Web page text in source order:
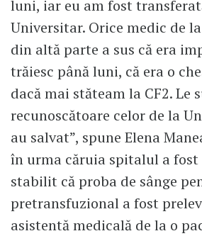
luni, iar eu am fost
Universitar. Orice medic de
din altă parte a sus că era
trăiesc până luni, că era o
dacă mai stăteam la CF2. Le
recunoscătoare celor de la
au salvat”, spune Elena
în urma căruia spitalul a fost
stabilit că proba de sânge
pretransfuzional a fost
asistentă medicală de la o